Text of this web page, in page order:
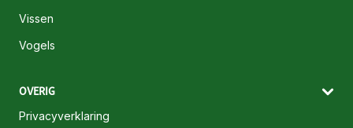
Vissen
Vogels
OVERIG
Privacyverklaring